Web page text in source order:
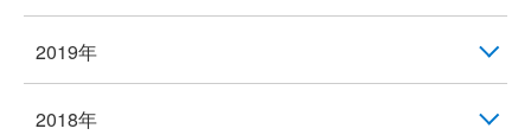
2019年
2018年